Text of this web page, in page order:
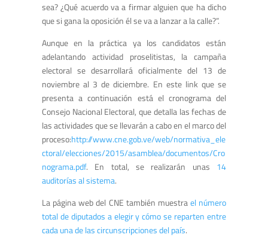
sea? ¿Qué acuerdo va a firmar alguien que ha dicho
que si gana la oposición él se va a lanzar a la calle?”.
Aunque en la práctica ya los candidatos están
adelantando actividad proselitistas, la campaña
electoral se desarrollará oficialmente del 13 de
noviembre al 3 de diciembre. En este link que se
presenta a continuación está el cronograma del
Consejo Nacional Electoral, que detalla las fechas de
las actividades que se llevarán a cabo en el marco del
proceso:http://www.cne.gob.ve/web/normativa_ele
ctoral/elecciones/2015/asamblea/documentos/Cro
nograma.pdf. En total, se realizarán unas 14
auditorías al sistema.
La página web del CNE también muestrael número
total de diputados a elegir y cómo se reparten entre
cada una de las circunscripciones del país.